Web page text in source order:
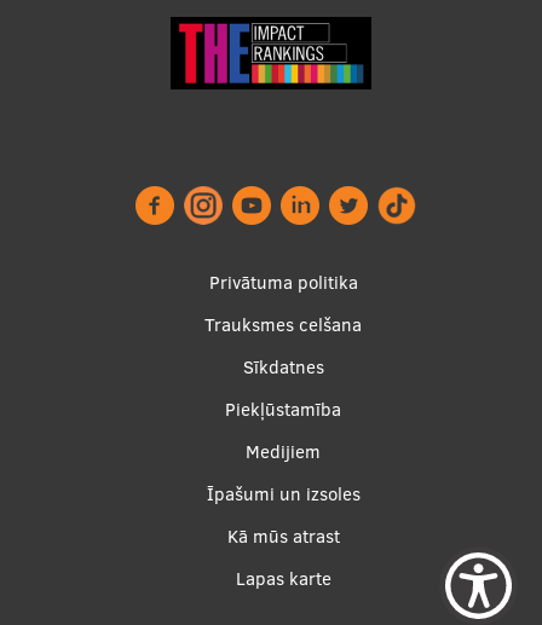
Privātuma politika
Trauksmes celšana
Sīkdatnes
Piekļūstamība
Medijiem
Īpašumi un izsoles
Kā mūs atrast
Lapas karte